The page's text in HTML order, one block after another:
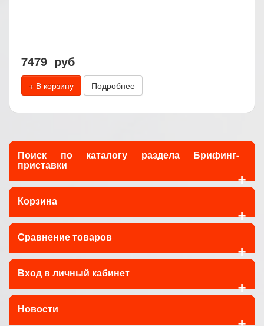
7479 руб
+ В корзину Подробнее
Поиск по каталогу раздела Брифинг-
приставки
+
Корзина
+
Сравнение товаров
+
Вход в личный кабинет
+
Новости
+